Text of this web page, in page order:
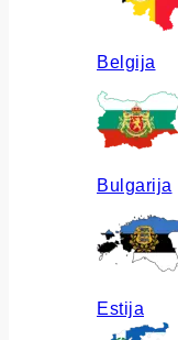
Belgija
Bulgarija
Estija